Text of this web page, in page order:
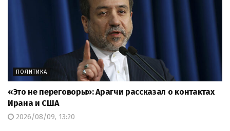
ПОЛИТИКА
«Это не переговоры»: Арагчи рассказал о контактах
Ирана и США
2026/08/09, 13:20